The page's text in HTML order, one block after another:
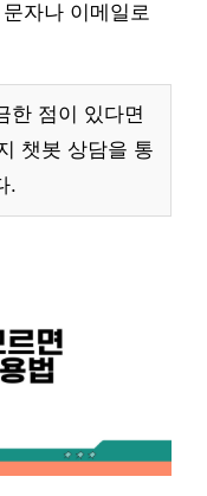
자나 이메일로
한 점이 있다면
챗봇 상담을 통
.